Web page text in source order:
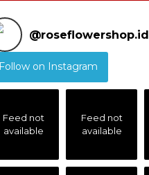
@roseflowershop.id
Follow on Instagram
Feed not
available
Feed not
available